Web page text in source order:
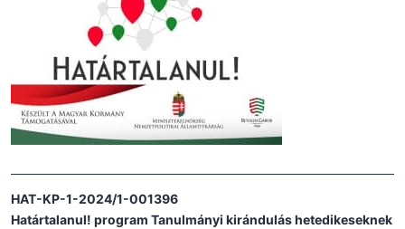
HAT-KP-1-2024/1-001396
Határtalanul! program Tanulmányi kirándulás hetedikeseknek